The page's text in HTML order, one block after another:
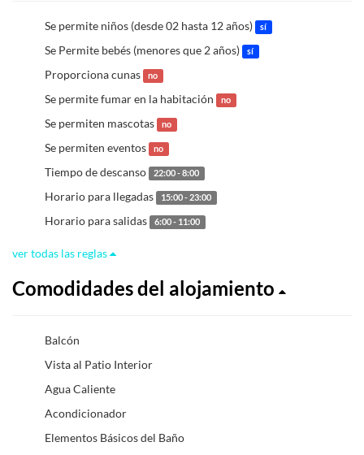
Se permite niños (desde 02 hasta 12 años) sí
Se Permite bebés (menores que 2 años) sí
Proporciona cunas no
Se permite fumar en la habitación no
Se permiten mascotas no
Se permiten eventos no
Tiempo de descanso 22:00 - 8:00
Horario para llegadas 15:00 - 23:00
Horario para salidas 6:00 - 11:00
ver todas las reglas
Comodidades del alojamiento
Balcón
Vista al Patio Interior
Agua Caliente
Acondicionador
Elementos Básicos del Baño